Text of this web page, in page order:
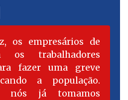
os empresários de
os trabalhadores
fazer uma greve
a população.
nós já tomamos